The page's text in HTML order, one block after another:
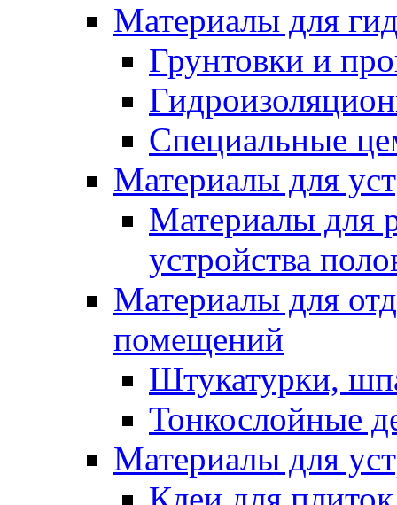
Материалы для
Грунтовки и
Специальные
Материалы для
Материалы для
устройства
Материалы для
помещений
Штукатурки,
Тонкослойные
Материалы для